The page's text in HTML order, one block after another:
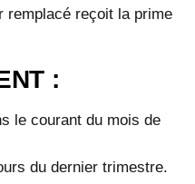
remplacé reçoit la prime
:
le courant du mois de
du dernier trimestre.